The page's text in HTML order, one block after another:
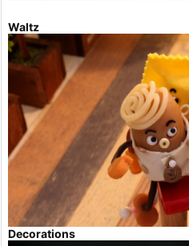
Waltz
Decorations